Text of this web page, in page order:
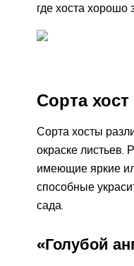
где хоста хорошо
Сорта хост
Сорта хосты
окраске листьев.
имеющие яркие
способные
сада.
«Голубой